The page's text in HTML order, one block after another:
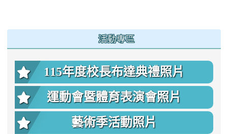
活動專區
115年度校長布達典禮照片
運動會暨體育表演會照片
藝術季活動照片